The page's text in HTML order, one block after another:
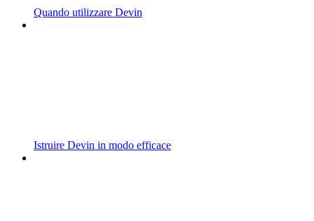
Quando utilizzare Devin
Istruire Devin in modo efficace